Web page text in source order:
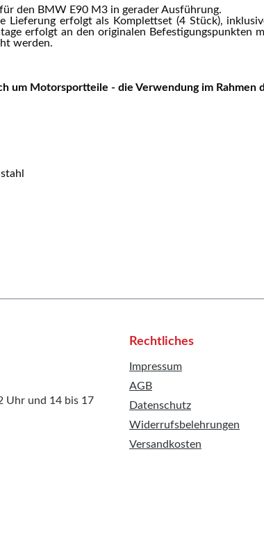
den BMW E90 M3 in gerader Ausführung.
Lieferung erfolgt als Komplettset (4 Stück),
erfolgt an den originalen Befestigungspunkten
werden.
um Motorsportteile - die Verwendung im
Uhr und 14 bis 17
Rechtliches
Impressum
AGB
Datenschutz
Widerrufsbelehrungen
Versandkosten